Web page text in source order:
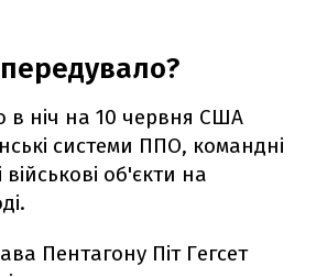
в ніч на 10 червня США
системи ППО, командні
об'єкти на
Пентагону Піт Гегсет